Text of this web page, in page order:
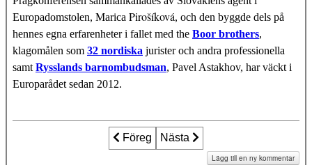
Europadomstolen, Marica Pirošíková, och den byggde dels på
hennes egna erfarenheter i fallet med the Boor brothers,
klagomålen som 32 nordiska jurister och andra professionella
samt Rysslands barnombudsman, Pavel Astakhov, har väckt i
Europarådet sedan 2012.
Föregående artikel: Tioårsminnet av
Föreg Nästa artikel: International
Nästa
Lägg till en ny kommentar